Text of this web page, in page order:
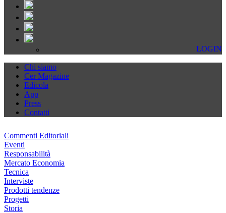
LOGIN
Chi siamo
Cer Magazine
Edicola
App
Press
Contatti
Commenti Editoriali
Eventi
Responsabilità
Mercato Economia
Tecnica
Interviste
Prodotti tendenze
Progetti
Storia